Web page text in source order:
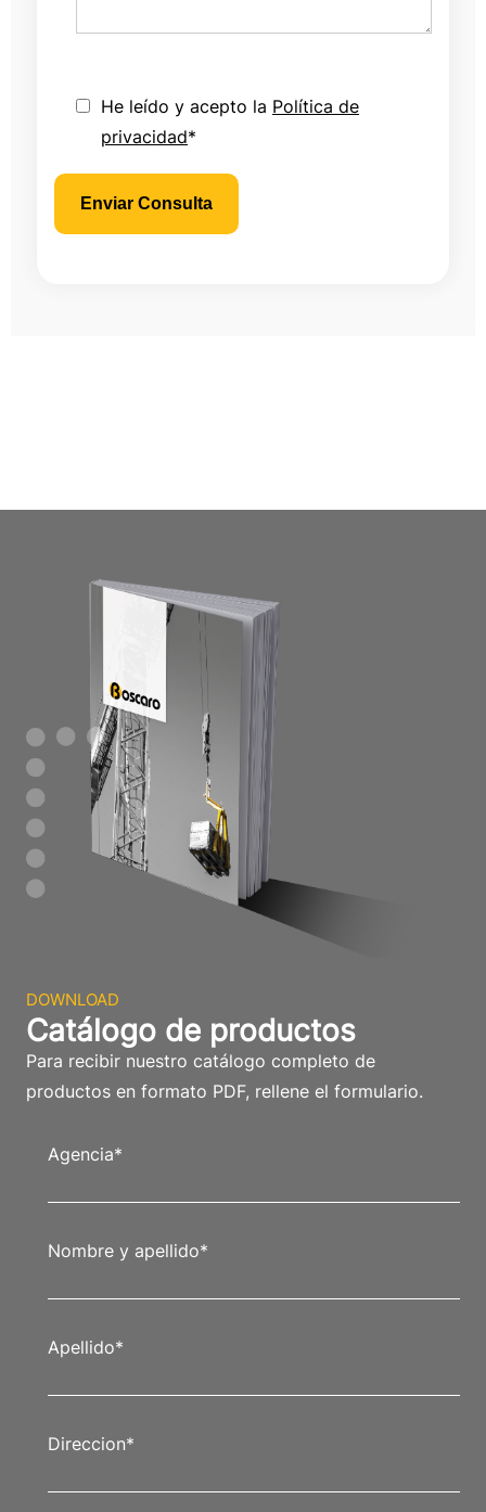
He leído y acepto la Política de
privacidad*
DOWNLOAD
Catálogo de productos
Para recibir nuestro catálogo completo de
productos en formato PDF, rellene el formulario.
Agencia*
Nombre y apellido*
Apellido*
Direccion*